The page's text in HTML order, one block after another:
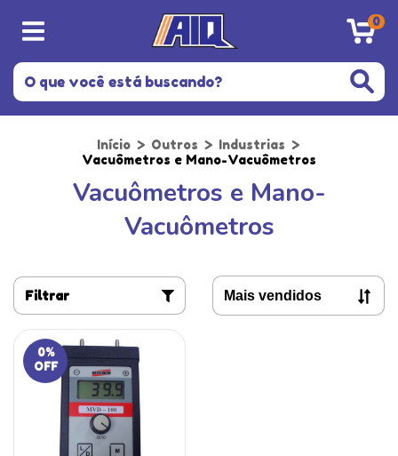
0
Início > Outros > Industrias >
Vacuômetros e Mano-Vacuômetros
Vacuômetros e Mano-
Vacuômetros
Filtrar
0%
OFF